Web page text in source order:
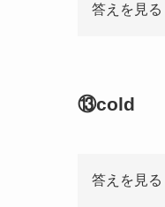
答えを見る
⑬cold
答えを見る